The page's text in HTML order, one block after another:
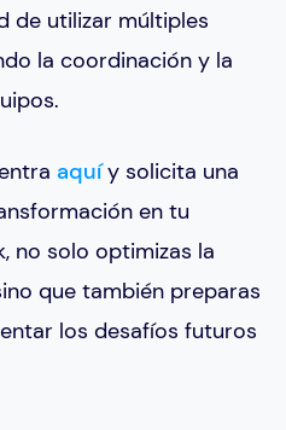
de utilizar múltiples
la coordinación y la
aquíy solicita una
en tu
no solo optimizas la
que también preparas
los desafíos futuros